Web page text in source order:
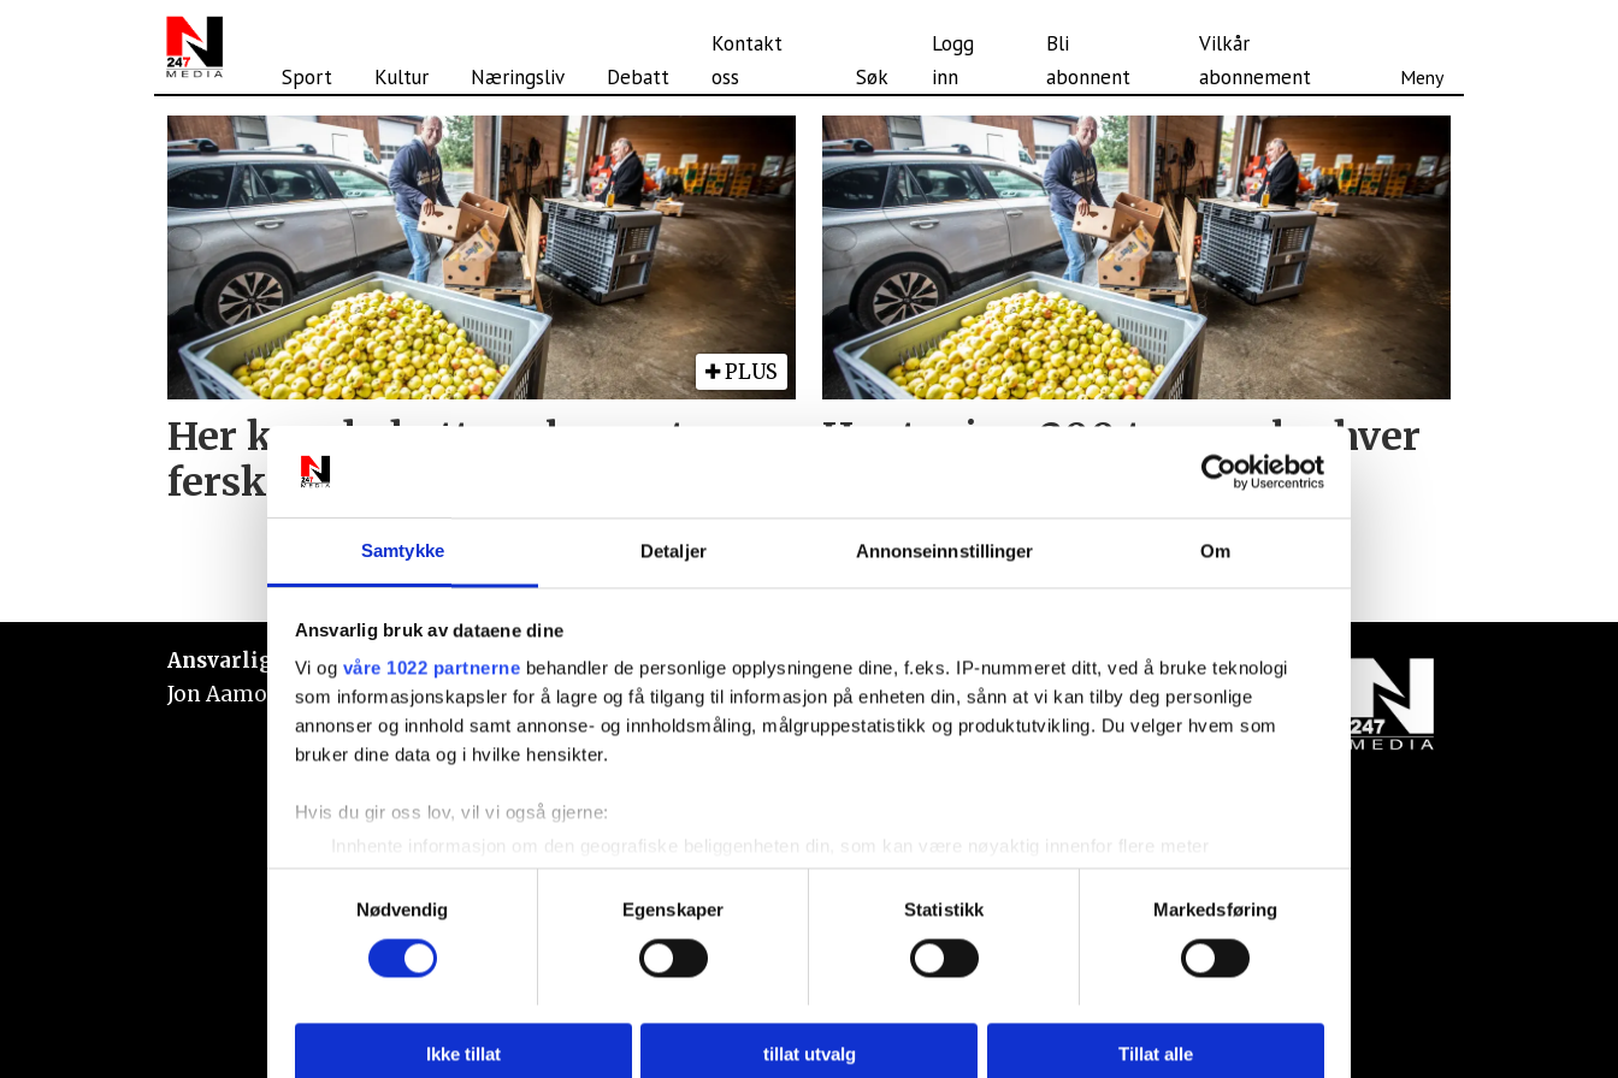
Samtykke Detaljer Annonseinnstillinger Om
Ansvarlig bruk av dataene dine
Vi og våre 1022 partnerne behandler de personlige opplysningene dine, f.eks. IP-nummeret ditt, ved å bruke teknologi
som informasjonskapsler for å lagre og få tilgang til informasjon på enheten din, sånn at vi kan tilby deg personlige
annonser og innhold samt annonse- og innholdsmåling, målgruppestatistikk og produktutvikling. Du velger hvem som
bruker dine data og i hvilke hensikter.
Hvis du gir oss lov, vil vi også gjerne:
Innhente informasjon om den geografiske beliggenheten din, som kan være nøyaktig innenfor flere meter
Identifisere enheten din ved å aktivt skanne den for bestemte karakteristikker (fingeravtrykk)
mer infokan du lese om hvordan dine personlige data behandles og hvordan du kan velge hvordan de skal brukes.
Du kan hele tiden endre eller trekke tilbake ditt samtykke fra erklæringen om informasjonskapsler.
analysere trafikken vår. Vi deler dessuten informasjon om hvordan du bruker nettstedet vårt, med partnerne våre innen
sosiale medier, annonsering og analysearbeid, som kan kombinere den med annen informasjon du har gjort tilgjengelig for
Nødvendig
Egenskaper Statistikk Markedsføring
Ikke tillat tillat utvalg Tillat alle
Sport Kultur Næringsliv Debatt
Kontakt
oss
Søk
Logg
inn
Bli
abonnent
Vilkår
abonnement
eplemost
PLUS
Her kan du bytte epler mot
ferskpresset saft
Henter inn 200 tonn epler hver
Ansvarlig redaktør:
Jon Aamodt
Kontakt oss
Nyhetstips:
Annonsering:
marked@n247.no
Linnegrøvan 14
4640 Søgne